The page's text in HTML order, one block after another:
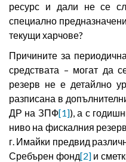
ресурс и дали не се
специално
текущи харчове?
Причините за
средствата – могат да
резерв не е детайлно
разписана в
ДР на ЗПФ[1]), а с
ниво на фискалния
г. Имайки предвид
Сребърен фонд[2]и